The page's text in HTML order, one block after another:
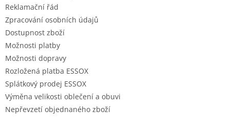
Reklamační řád
Zpracování osobních údajů
Dostupnost zboží
Možnosti platby
Možnosti dopravy
Rozložená platba ESSOX
Splátkový prodej ESSOX
Výměna velikosti oblečení a obuvi
Nepřevzetí objednaného zboží